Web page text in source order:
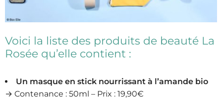
Voici la liste des produits de beauté La
Rosée qu’elle contient :
Un masque en stick nourrissant à l’amande bio
→ Contenance : 50ml – Prix : 19,90€